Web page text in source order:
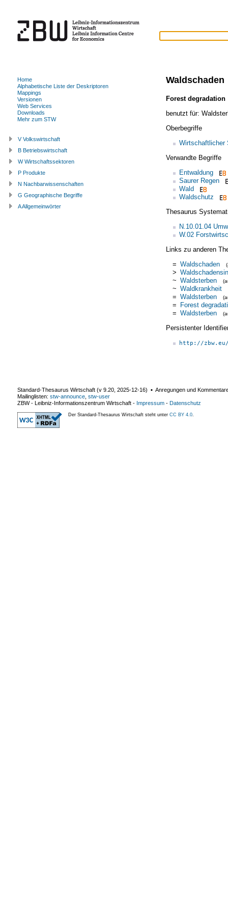
Waldschaden
Forest degradation
benutzt für:
Oberbegriffe
Wirtschaftlicher
Verwandte Begriffe
Entwaldung
Saurer Regen
Wald
Waldschutz
Thesaurus
N.10.01.04
W.02
Links zu anderen
= Waldschaden
>
~ Waldsterben
~ Waldkrankheit
= Waldsterben
= Forest
= Waldsterben
Persistenter
http://
Home
Alphabetische Liste der Deskriptoren
Mappings
Versionen
Web Services
Downloads
Mehr zum STW
V Volkswirtschaft
B Betriebswirtschaft
W Wirtschaftssektoren
P Produkte
N Nachbarwissenschaften
G Geographische Begriffe
A Allgemeinwörter
Standard-Thesaurus Wirtschaft (v 9.20 2025-12-16) ▪ Anregungen und
Mailinglisten: stw-announce stw-user
ZBW - Leibniz-Informationszentrum Wirtschaft - Impressum - Datenschutz
Der Standard-Thesaurus Wirtschaft steht unter CC BY 4.0